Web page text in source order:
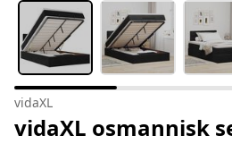
vidaXL
vidaXL osmannisk